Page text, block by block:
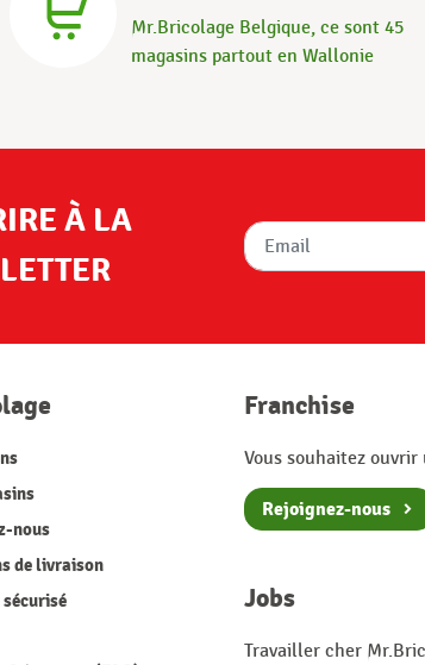
Mr.Bricolage Belgique, ce sont 45
magasins partout en Wallonie
À LA
nous
de livraison
Franchise
Vous souhaitez ouvrir
Rejoignez-nous
Jobs
Travailler cher